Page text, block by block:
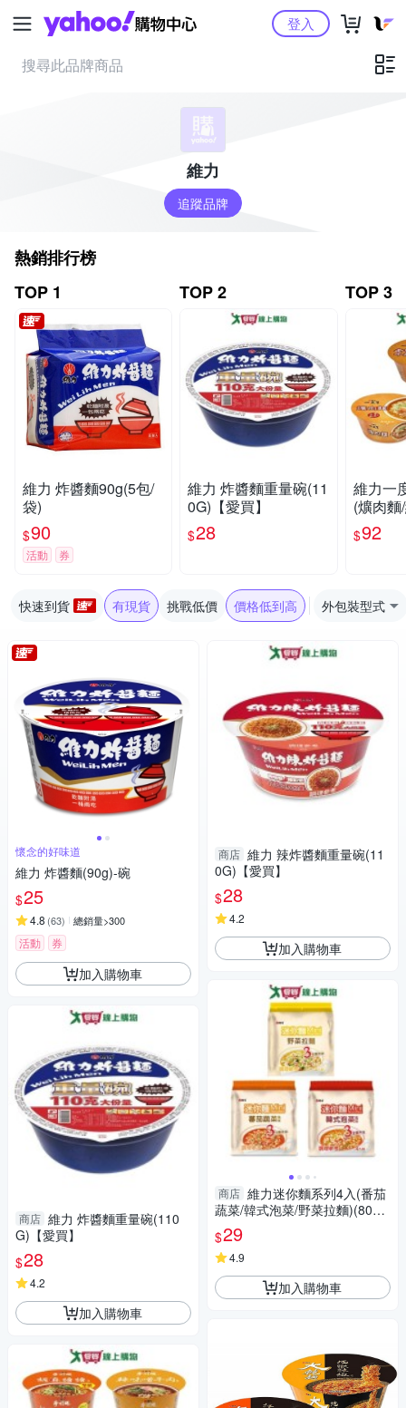
Yahoo購物中心登入
維力
追蹤品牌
熱銷排行榜
TOP 1
維力 炸醬麵90g(5包/
袋)
$90
活動 券
TOP 2
維力 炸醬麵重量碗(11
0G)【愛買】
$28
TOP 3
維力一
(爌肉
老甕
【愛買
$92
快速到貨 有現貨 挑戰低價 價格低到高 外包裝型式
懷念的好味道
維力 炸醬麵(90g)-碗
$25
4.8 (63) 總銷量>300
活動 券
加入購物車
商店 維力 炸醬麵重量碗(110
G)【愛買】
$28
4.2
加入購物車
商店 維力 辣炸醬麵重量碗(11
0G)【愛買】
$28
4.2
加入購物車
商店 維力迷你麵系列4入(番茄
蔬菜/韓式泡菜/野菜拉麵)(80G/
袋)【愛買】
$29
4.9
加入購物車